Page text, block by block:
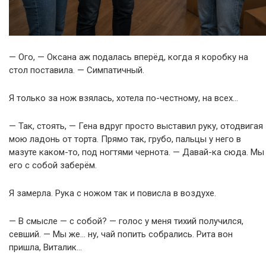
— Ого, — Оксана аж подалась вперёд, когда я коробку на
стол поставила. — Симпатичный.
Я только за нож взялась, хотела по-честному, на всех…
— Так, стоять, — Гена вдруг просто выставил руку, отодвигая
мою ладонь от торта. Прямо так, грубо, пальцы у него в
мазуте каком-то, под ногтями чернота. — Давай-ка сюда. Мы
его с собой заберём.
Я замерла. Рука с ножом так и повисла в воздухе.
— В смысле — с собой? — голос у меня тихий получился,
севший. — Мы же… ну, чай попить собрались. Рита вон
пришла, Виталик…